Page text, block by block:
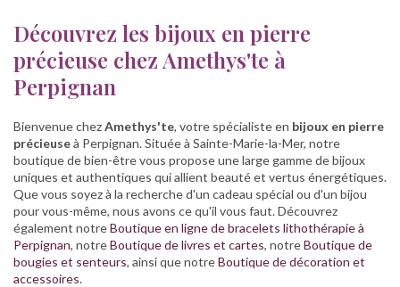
Découvrez les bijoux en pierre
précieuse chez Amethys'te à
Perpignan
Bienvenue chezAmethys'te, votre spécialiste en bijoux en pierre
précieuseà Perpignan. Située à Sainte-Marie-la-Mer, notre
boutique de bien-être vous propose une large gamme de bijoux
uniques et authentiques qui allient beauté et vertus énergétiques.
Que vous soyez à la recherche d'un cadeau spécial ou d'un bijou
pour vous-même, nous avons ce qu'il vous faut. Découvrez
également notreBoutique en ligne de bracelets lithothérapie à
Perpignan, notreBoutique de livres et cartes, notreBoutique de
bougies et senteurs, ainsi que notreBoutique de décoration et
accessoires.